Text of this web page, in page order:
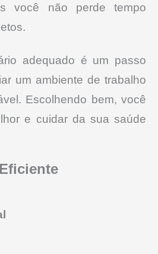
você não perde tempo
adequado é um passo
um ambiente de trabalho
Escolhendo bem, você
e cuidar da sua saúde